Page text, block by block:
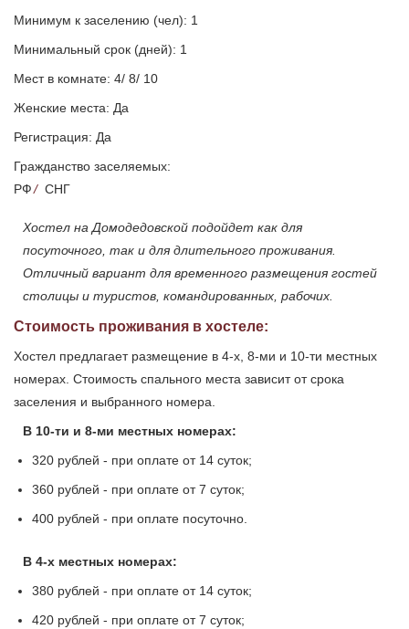
Минимум к заселению (чел): 1
Минимальный срок (дней): 1
Мест в комнате: 4/ 8/ 10
Женские места: Да
Регистрация: Да
Гражданство заселяемых:
РФ/ СНГ
Хостел на Домодедовской подойдет как для
посуточного, так и для длительного проживания.
Отличный вариант для временного размещения гостей
столицы и туристов, командированных, рабочих.
Стоимость проживания в хостеле:
Хостел предлагает размещение в 4-х, 8-ми и 10-ти местных
номерах. Стоимость спального места зависит от срока
заселения и выбранного номера.
В 10-ти и 8-ми местных номерах:
320 рублей - при оплате от 14 суток;
360 рублей - при оплате от 7 суток;
400 рублей - при оплате посуточно.
В 4-х местных номерах:
380 рублей - при оплате от 14 суток;
420 рублей - при оплате от 7 суток;